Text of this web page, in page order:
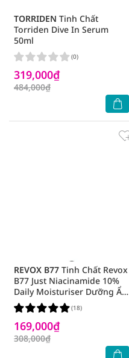
TORRIDEN Tinh Chất
Torriden Dive In Serum
50ml
319,000₫
484,000₫
(0)
REVOX B77 Tinh Chất Revox
B77 Just Niacinamide 10%
Daily Moisturiser Dưỡng Ẩm
Mặt & Cổ 30ml
169,000₫
308,000₫
(18)